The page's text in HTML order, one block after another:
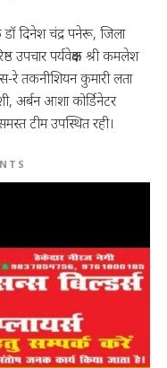
डॉ दिनेश चंद्र पनेरू, जिला
उपचार पर्यवेक्षक श्री कमलेश
रे तकनीशियन कुमारी लता
अर्बन आशा कोर्डिनेटर
टीम उपस्थित रही।